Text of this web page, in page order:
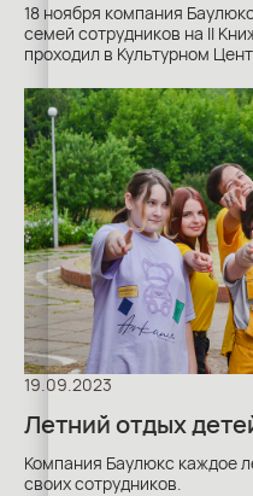
18 ноября компания
семей сотрудников на II
проходил в Культурном
19.09.2023
Летний отдых
Компания Баулюкс каждое
своих сотрудников.